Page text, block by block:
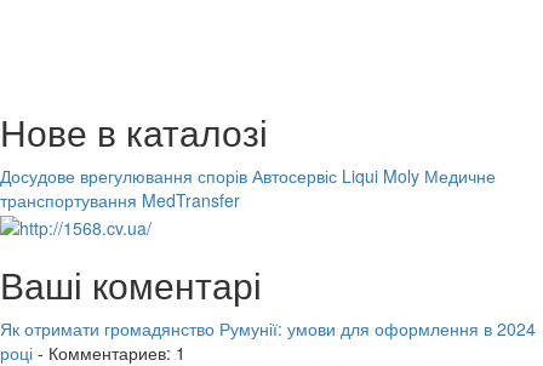
Нове в каталозі
Досудове врегулювання спорів Автосервіс Liqui Moly Медичне
транспортування MedTransfer
Ваші коментарі
Як отримати громадянство Румунії: умови для оформлення в 2024
році - Комментариев: 1